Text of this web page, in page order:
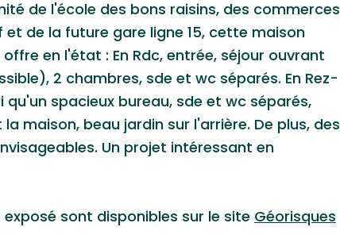
de l'école des bons raisins, des commerces
de la future gare ligne 15, cette maison
en l'état : En Rdc, entrée, séjour ouvrant
2 chambres, sde et wc séparés. En Rez-
spacieux bureau, sde et wc séparés,
maison, beau jardin sur l'arrière. De plus, des
Un projet intéressant en
sont disponibles sur le site Géorisques